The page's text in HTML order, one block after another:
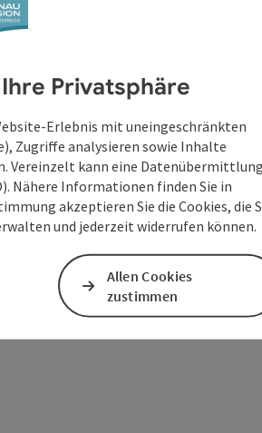
In der Nähe
Privatsphäre
Erlebnis mit uneingeschränkten
Zugriffe analysieren sowie Inhalte
Vereinzelt kann eine
Nähere Informationen finden Sie in
akzeptieren Sie die Cookies, die
und jederzeit widerrufen können.
Allen Cookies
zustimmen